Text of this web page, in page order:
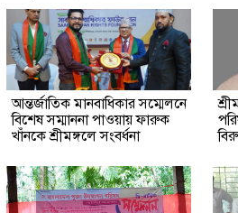
আন্তর্জাতিক মানবাধিকার সম্মেলনে
বিশেষ সম্মাননা পাওয়ায় ফারুক
খাঁনকে শ্রীমঙ্গলে সংবর্ধনা